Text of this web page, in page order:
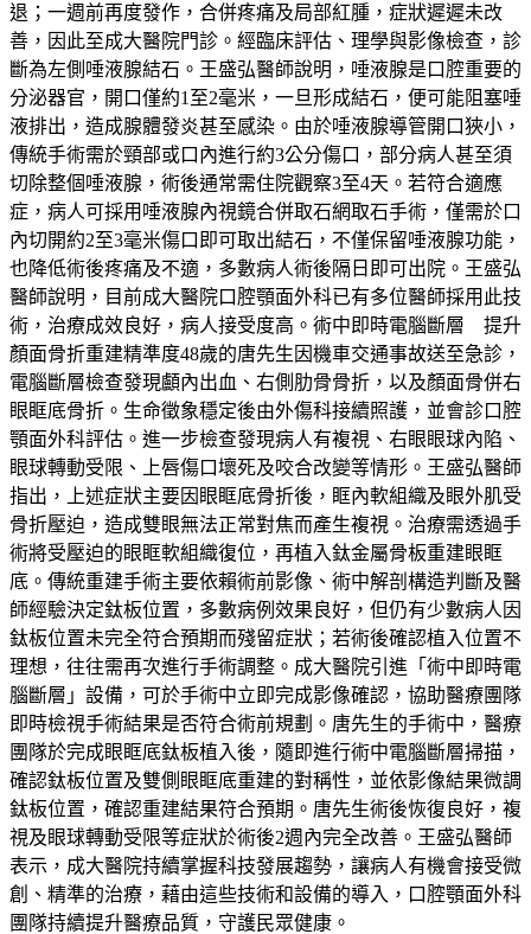
退；一週前再度發作，合併疼痛及局部紅腫，症狀遲遲未改
善，因此至成大醫院門診。經臨床評估、理學與影像檢查，診
斷為左側唾液腺結石。王盛弘醫師說明，唾液腺是口腔重要的
分泌器官，開口僅約1至2毫米，一旦形成結石，便可能阻塞唾
液排出，造成腺體發炎甚至感染。由於唾液腺導管開口狹小，
傳統手術需於頸部或口內進行約3公分傷口，部分病人甚至須
切除整個唾液腺，術後通常需住院觀察3至4天。若符合適應
症，病人可採用唾液腺內視鏡合併取石網取石手術，僅需於口
內切開約2至3毫米傷口即可取出結石，不僅保留唾液腺功能，
也降低術後疼痛及不適，多數病人術後隔日即可出院。王盛弘
醫師說明，目前成大醫院口腔顎面外科已有多位醫師採用此技
術，治療成效良好，病人接受度高。術中即時電腦斷層 提升
顏面骨折重建精準度48歲的唐先生因機車交通事故送至急診，
電腦斷層檢查發現顱內出血、右側肋骨骨折，以及顏面骨併右
眼眶底骨折。生命徵象穩定後由外傷科接續照護，並會診口腔
顎面外科評估。進一步檢查發現病人有複視、右眼眼球內陷、
眼球轉動受限、上唇傷口壞死及咬合改變等情形。王盛弘醫師
指出，上述症狀主要因眼眶底骨折後，眶內軟組織及眼外肌受
骨折壓迫，造成雙眼無法正常對焦而產生複視。治療需透過手
術將受壓迫的眼眶軟組織復位，再植入鈦金屬骨板重建眼眶
底。傳統重建手術主要依賴術前影像、術中解剖構造判斷及醫
師經驗決定鈦板位置，多數病例效果良好，但仍有少數病人因
鈦板位置未完全符合預期而殘留症狀；若術後確認植入位置不
理想，往往需再次進行手術調整。成大醫院引進「術中即時電
腦斷層」設備，可於手術中立即完成影像確認，協助醫療團隊
即時檢視手術結果是否符合術前規劃。唐先生的手術中，醫療
團隊於完成眼眶底鈦板植入後，隨即進行術中電腦斷層掃描，
確認鈦板位置及雙側眼眶底重建的對稱性，並依影像結果微調
鈦板位置，確認重建結果符合預期。唐先生術後恢復良好，複
視及眼球轉動受限等症狀於術後2週內完全改善。王盛弘醫師
表示，成大醫院持續掌握科技發展趨勢，讓病人有機會接受微
創、精準的治療，藉由這些技術和設備的導入，口腔顎面外科
團隊持續提升醫療品質，守護民眾健康。